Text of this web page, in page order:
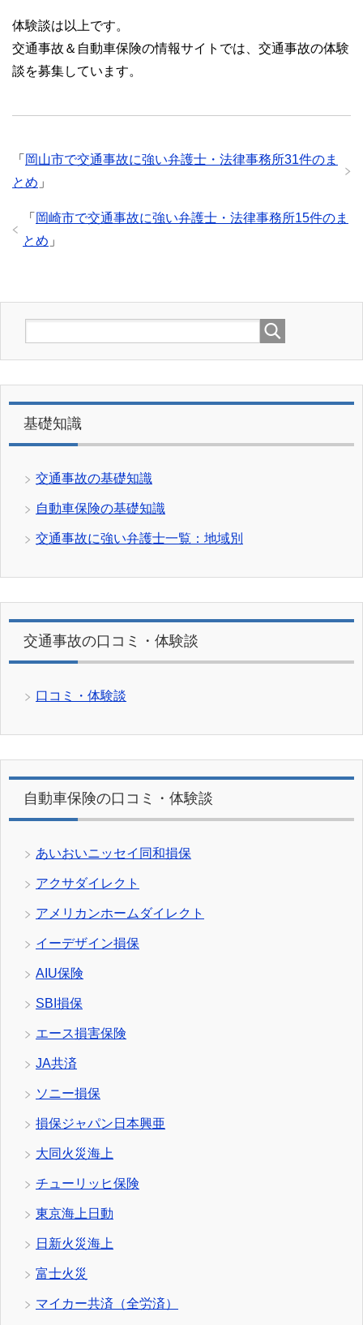
体験談は以上です。
交通事故＆自動車保険の情報サイトでは、交通事故の体験
談を募集しています。
「 岡山市で交通事故に強い弁護士・法律事務所31件のま
とめ 」
「 岡崎市で交通事故に強い弁護士・法律事務所15件のま
とめ 」
基礎知識
交通事故の基礎知識
自動車保険の基礎知識
交通事故に強い弁護士一覧：地域別
交通事故の口コミ・体験談
口コミ・体験談
自動車保険の口コミ・体験談
あいおいニッセイ同和損保
アクサダイレクト
アメリカンホームダイレクト
イーデザイン損保
AIU保険
SBI損保
エース損害保険
JA共済
ソニー損保
損保ジャパン日本興亜
大同火災海上
チューリッヒ保険
東京海上日動
日新火災海上
富士火災
マイカー共済（全労済）